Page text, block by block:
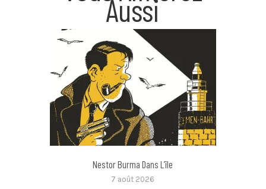
Aussi
Nestor Burma Dans L’île
7 août 2026